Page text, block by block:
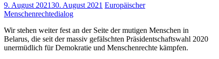
9. August 202130. August 2021 Europäischer
Menschenrechtedialog
Wir stehen weiter fest an der Seite der mutigen Menschen in
Belarus, die seit der massiv gefälschten Präsidentschaftswahl 2020
unermüdlich für Demokratie und Menschenrechte kämpfen.